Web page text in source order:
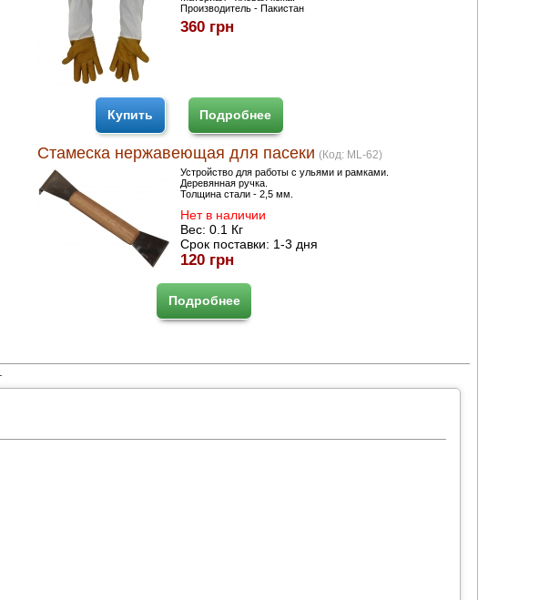
Производитель - Пакистан
360 грн
Купить Подробнее
Стамеска нержавеющая для пасеки (Код: ML-62)
Устройство для работы с ульями и рамками.
Деревянная ручка.
Толщина стали - 2,5 мм.
Нет в наличии
Вес: 0.1 Кг
Срок поставки: 1-3 дня
120 грн
Подробнее